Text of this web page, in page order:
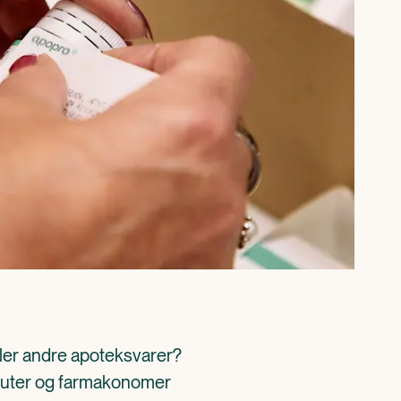
andre apoteksvarer?
og farmakonomer